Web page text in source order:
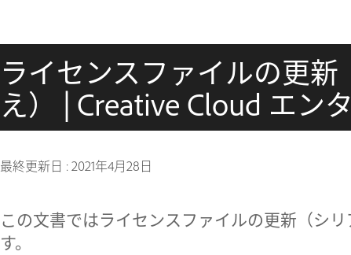
ライセンスファイルの更
え） | Creative Cloud エン
最終更新日 :2021年4月28日
この文書ではライセンスファイルの更新（シ
す。